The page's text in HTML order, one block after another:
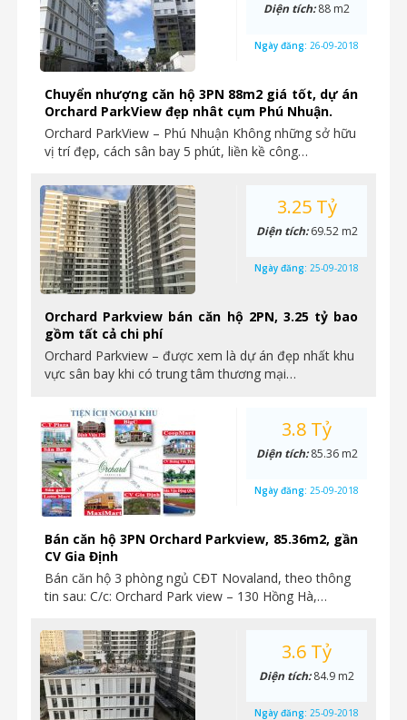
Chuyển nhượng căn hộ 3PN 88m2 giá tốt, dự án
Orchard ParkView đẹp nhât cụm Phú Nhuận.
Orchard ParkView – Phú Nhuận Không những sở hữu
vị trí đẹp, cách sân bay 5 phút, liền kề công…
Diện tích:88 m2
Ngày đăng: 26-09-2018
Orchard Parkview bán căn hộ 2PN, 3.25 tỷ bao
gồm tất cả chi phí
Orchard Parkview – được xem là dự án đẹp nhất khu
vực sân bay khi có trung tâm thương mại…
3.25 Tỷ
Diện tích:69.52 m2
Ngày đăng: 25-09-2018
Bán căn hộ 3PN Orchard Parkview, 85.36m2, gần
CV Gia Định
Bán căn hộ 3 phòng ngủ CĐT Novaland, theo thông
tin sau: C/c: Orchard Park view – 130 Hồng Hà,…
3.8 Tỷ
Diện tích:85.36 m2
Ngày đăng: 25-09-2018
3.6 Tỷ
Diện tích:84.9 m2
Ngày đăng: 25-09-2018